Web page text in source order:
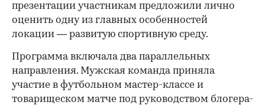
презентации участникам предложили лично
оценить одну из главных особенностей
локации — развитую спортивную среду.
Программа включала два параллельных
направления. Мужская команда приняла
участие в футбольном мастер-классе и
товарищеском матче под руководством блогера-